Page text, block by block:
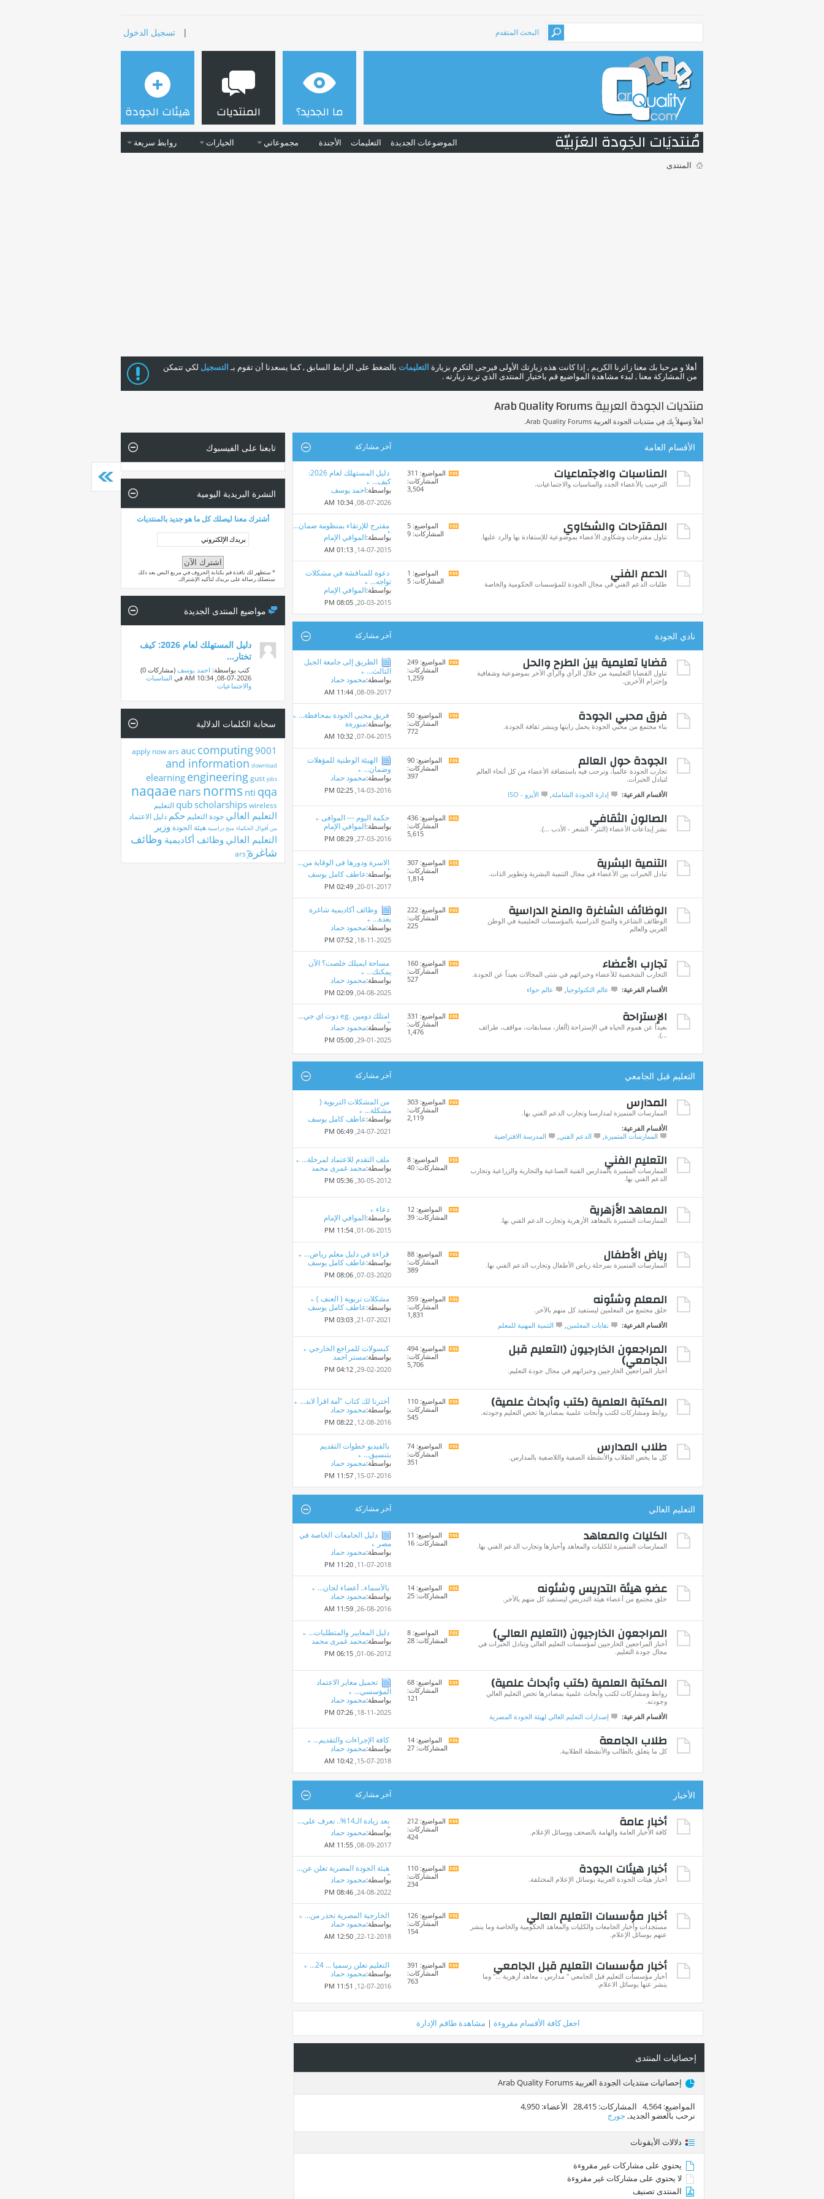
البحث المتقدم | تسجيل الدخول
ما الجديد؟ المنتديات
الموضوعات الجديدة التعليمات الأجندة مجموعاتي الخيارات روابط سريعة
هيئات الجودة
مُنتديَات الجَودة العَرَبيّة
المنتدى
أهلا و مرحبا بك معنا زائرنا الكريم , إذا كانت هذه زيارتك الأولى فيرجى التكرم بزيارة التعليمات بالضغط على الرابط السابق , كما يسعدنا أن تقوم بـالتسجيل لكي تتمكن
من المشاركة معنا , لبدء مشاهدة المواضيع قم باختيار المنتدى الذي تريد زيارته .
منتديات الجودة العربية Arab Quality Forums
أهلاً وَسهلاً بِك فِي منتديات الجودة العربية Arab Quality Forums.
الأقسام العامة آخر مشاركة
المناسبات والاجتماعيات
الترحيب بالأعضاء الجدد والمناسبات والاجتماعيات.
مشاهدة
تغذيات
المواضيع: 311
المشاركات:
3,504
دليل المستهلك لعام 2026:
كيف...
بواسطة:احمد يوسف
08-07-2026,
10:34 AM
المقترحات والشكاوي
تناول مقترحات وشكاوى الأعضاء بموضوعية للإستفادة بها والرد عليها.
مشاهدة
تغذيات
المواضيع: 5
المشاركات: 9
مقترح للإرتقاء بمنظومة ضمان...
بواسطة:الموافي الإمام
14-07-2015,
01:13 AM
الدعم الفني
طلبات الدعم الفني في مجال الجودة للمؤسسات الحكومية والخاصة
مشاهدة
تغذيات
المواضيع: 1
المشاركات: 5
دعوة للمناقشة في مشكلات
تواجه...
بواسطة:الموافي الإمام
20-03-2015,
08:05 PM
نادي الجودة آخر مشاركة
قضايا تعليمية بين الطرح والحل
تناول القضايا التعليمية من خلال الرأي والرأي الآخر بموضوعية وشفافية
وإحترام الآخرين.
مشاهدة
تغذيات
المواضيع: 249
المشاركات:
1,259
الطريق إلى جامعة الجيل
الثالث...
بواسطة:محمود حماد
08-09-2017,
11:44 AM
فرق محبي الجودة
بناء مجتمع من محبي الجودة يحمل رايتها وينشر ثقافة الجودة.
مشاهدة
تغذيات
المواضيع: 50
المشاركات:
772
فريق محبى الجودة بمحافظة...
بواسطة:منورةة
07-04-2015,
10:32 AM
الجودة حول العالم
تجارب الجودة عالمياً، ونرحب فيه باستضافة الأعضاء من كل أنحاء العالم
لتبادل الخبرات.
الأقسام الفرعية:
إدارة الجودة الشاملة الأيزو - ISO
مشاهدة
تغذيات
المواضيع: 90
المشاركات:
397
الهيئة الوطنية للمؤهلات
وضمان...
بواسطة:محمود حماد
14-03-2016,
02:25 PM
الصالون الثقافي
نشر إبداعات الأعضاء (النثر - الشعر - الأدب ...).
مشاهدة
تغذيات
المواضيع: 436
المشاركات:
5,615
حكمة اليوم --- الموافى
بواسطة:الموافي الإمام
27-03-2016,
08:29 PM
التنمية البشرية
تبادل الخبرات بين الأعضاء في مجال التنمية البشرية وتطوير الذات.
مشاهدة
تغذيات
المواضيع: 307
المشاركات:
1,814
الاسرة ودورها فى الوقاية من...
بواسطة:عاطف كامل يوسف
20-01-2017,
02:49 PM
الوظائف الشاغرة والمنح الدراسية
الوظائف الشاغرة والمنح الدراسية بالمؤسسات التعليمية في الوطن
العربي والعالم
مشاهدة
تغذيات
المواضيع: 222
المشاركات:
225
وظائف أكاديمية شاغرة
بعدة...
بواسطة:محمود حماد
18-11-2025,
07:52 PM
تجارب الأعضاء
التجارب الشخصية للأعضاء وخبراتهم في شتى المجالات بعيداً عن الجودة.
الأقسام الفرعية:
عالم التكنولوجيا عالم حواء
مشاهدة
تغذيات
المواضيع: 160
المشاركات:
527
مساحة ايميلك خلصت؟ الآن
يمكنك...
بواسطة:محمود حماد
04-08-2025,
02:09 PM
الإستراحة
بعيداً عن هموم الحياه في الإستراحة (ألغاز، مسابقات، مواقف، طرائف
...).
مشاهدة
تغذيات
المواضيع: 331
المشاركات:
1,476
امتلك دومين .eg دوت اي جي...
بواسطة:محمود حماد
29-01-2025,
05:00 PM
التعليم قبل الجامعي آخر مشاركة
المدارس
الممارسات المتميزة لمدارسنا وتجارب الدعم الفني بها.
الأقسام الفرعية:
الممارسات المتميزة
الدعم الفني المدرسة الافتراضية
مشاهدة
تغذيات
المواضيع: 303
المشاركات:
2,119
من المشكلات التربوية (
مشكلة...
بواسطة:عاطف كامل يوسف
24-07-2021,
06:49 PM
التعليم الفني
الممارسات المتميزة بالمدارس الفنية الصناعية والتجارية والزراعية وتجارب
الدعم الفني بها.
مشاهدة
تغذيات
المواضيع: 8
المشاركات: 40
ملف التقدم للاعتماد لمرحلة...
بواسطة:محمد غمرى محمد
30-05-2012,
05:36 PM
المعاهد الأزهرية
الممارسات المتميزة بالمعاهد الأزهرية وتجارب الدعم الفني بها.
مشاهدة
تغذيات
المواضيع: 12
المشاركات: 39
دعاء
بواسطة:الموافي الإمام
01-06-2015,
11:54 PM
رياض الأطفال
الممارسات المتميزة بمرحلة رياض الأطفال وتجارب الدعم الفني بها.
مشاهدة
تغذيات
المواضيع: 88
المشاركات:
389
قراءة في دليل معلم رياض...
بواسطة:عاطف كامل يوسف
07-03-2020,
08:06 PM
المعلم وشئونه
خلق مجتمع من المعلمين ليستفيد كل منهم بالآخر.
الأقسام الفرعية:
نقابات المعلمين التنمية المهنية للمعلم
مشاهدة
تغذيات
المواضيع: 359
المشاركات:
1,831
مشكلات تربوية ( العنف )
بواسطة:عاطف كامل يوسف
21-07-2021,
03:03 PM
المراجعون الخارجيون (التعليم قبل
الجامعي)
أخبار المراجعين الخارجيين وخبراتهم في مجال جودة التعليم.
مشاهدة
تغذيات
المواضيع: 494
المشاركات:
5,706
كبسولات للمراجع الخارجي
بواسطة:مستر احمد
29-02-2020,
04:12 PM
المكتبة العلمية (كتب وأبحاث علمية)
روابط ومشاركات لكتب وأبحاث علمية بمصادرها تخص التعليم وجودته.
مشاهدة
تغذيات
المواضيع: 110
المشاركات:
545
أخترنا لك كتاب "أمة اقرأ لابد...
بواسطة:محمود حماد
12-08-2016,
08:22 PM
طلاب المدارس
كل ما يخص الطلاب والأنشطة الصفية واللاصفية بالمدارس.
مشاهدة
تغذيات
المواضيع: 74
المشاركات:
351
بالفيديو خطوات التقديم
بتنسيق...
بواسطة:محمود حماد
15-07-2016,
11:57 PM
التعليم العالي آخر مشاركة
الكليات والمعاهد
الممارسات المتميزة للكليات والمعاهد وأخبارها وتجارب الدعم الفني بها.
مشاهدة
تغذيات
المواضيع: 11
المشاركات: 16
دليل الجامعات الخاصة في
مصر
بواسطة:محمود حماد
11-07-2018,
11:20 PM
عضو هيئة التدريس وشئونه
خلق مجتمع من أعضاء هيئة التدريس ليستفيد كل منهم بالآخر.
مشاهدة
تغذيات
المواضيع: 14
المشاركات: 25
بالأسماء.. أعضاء لجان...
بواسطة:محمود حماد
26-08-2016,
11:59 AM
المراجعون الخارجيون (التعليم العالي)
أخبار المراجعين الخارجيين لمؤسسات التعليم العالي وتبادل الخبرات في
مجال جودة التعليم.
مشاهدة
تغذيات
المواضيع: 8
المشاركات: 28
دليل المعايير والمتطلبات...
بواسطة:محمد غمرى محمد
01-06-2012,
06:15 PM
المكتبة العلمية (كتب وأبحاث علمية)
روابط ومشاركات لكتب وأبحاث علمية بمصادرها تخص التعليم العالي
وجودته.
الأقسام الفرعية:
إصدارات التعليم العالي لهيئة الجودة المصرية
مشاهدة
تغذيات
المواضيع: 68
المشاركات:
121
تحميل معاير الاعتماد
المؤسسي...
بواسطة:محمود حماد
18-11-2025,
07:26 PM
طلاب الجامعة
كل ما يتعلق بالطالب والأنشطة الطلابية.
مشاهدة
تغذيات
المواضيع: 14
المشاركات: 27
كافة الإجراءات والتقديم...
بواسطة:محمود حماد
15-07-2018,
10:42 AM
الأخبار آخر مشاركة
أخبار عامة
كافة الأخبار العامة والهامة بالصحف ووسائل الإعلام.
مشاهدة
تغذيات
المواضيع: 212
المشاركات:
424
بعد زيادة الـ14%.. تعرف على...
بواسطة:محمود حماد
08-09-2017,
11:55 AM
أخبار هيئات الجودة
أخبار هيئات الجودة العربية بوسائل الإعلام المختلفة.
مشاهدة
تغذيات
المواضيع: 110
المشاركات:
234
هيئة الجودة المصرية تعلن عن...
بواسطة:محمود حماد
24-08-2022,
08:46 PM
أخبار مؤسسات التعليم العالي
مستجدات وأخبار الجامعات والكليات والمعاهد الحكومية والخاصة وما ينشر
عنهم بوسائل الإعلام.
مشاهدة
تغذيات
المواضيع: 126
المشاركات:
154
الخارجية المصرية تحذر من...
بواسطة:محمود حماد
22-12-2018,
12:50 AM
أخبار مؤسسات التعليم قبل الجامعي
أخبار مؤسسات التعليم قبل الجامعي " مدارس ، معاهد أزهرية ..." وما
ينشر عنها بوسائل الاعلام.
مشاهدة
تغذيات
المواضيع: 391
المشاركات:
763
التعليم تعلن رسميا ... 24...
بواسطة:محمود حماد
12-07-2016,
11:51 PM
اجعل كافة الأقسام مقروءة | مشاهدة طاقم الإدارة
إحصائيات المنتدى
إحصائيات منتديات الجودة العربية Arab Quality Forums
المواضيع 4,564 المشاركات 28,415 الأعضاء 4,950
نرحب بالعضو الجديد, جورج
دلالات الأيقونات
يحتوي على مشاركات غير مقروءة
لا يحتوي على مشاركات غير مقروءة
المنتدى تصنيف
تابعنا على الفيسبوك
النشرة البريدية اليومية
أشترك معنا ليصلك كل ما هو جديد بالمنتديات
* ستظهر لك نافذة قم بكتابة الحروف في مربع النص بعد ذلك
ستصلك رسالة على بريدك لتأكيد الإشتراك.
مواضيع المنتدى الجديدة
دليل المستهلك لعام 2026: كيف
تختار...
‏ كتب بواسطة: احمد يوسف ‏(مشاركات 0)
08-07-2026,
10:34 AM في المناسبات
والاجتماعيات
سحابة الكلمات الدلالية
9001
apply nowars auc computing
and information download
elearning engineeringgust jobs
naqaae nars norms nti qqa
qubscholarshipswireless التعليم
التعليم العالي جودة التعليم حكم دليل الاعتماد
من أقوال الحكماء منح دراسية هيئة الجودة وزير
التعليم العالي وظائف أكاديمية وظائف
شاغرة